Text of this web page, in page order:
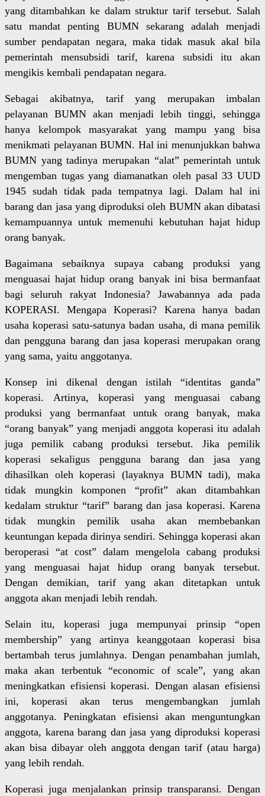
yang ditambahkan ke dalam struktur tarif tersebut. Salah
satu mandat penting BUMN sekarang adalah menjadi
sumber pendapatan negara, maka tidak masuk akal bila
pemerintah mensubsidi tarif, karena subsidi itu akan
mengikis kembali pendapatan negara.
Sebagai akibatnya, tarif yang merupakan imbalan
pelayanan BUMN akan menjadi lebih tinggi, sehingga
hanya kelompok masyarakat yang mampu yang bisa
menikmati pelayanan BUMN. Hal ini menunjukkan bahwa
BUMN yang tadinya merupakan “alat” pemerintah untuk
mengemban tugas yang diamanatkan oleh pasal 33 UUD
1945 sudah tidak pada tempatnya lagi. Dalam hal ini
barang dan jasa yang diproduksi oleh BUMN akan dibatasi
kemampuannya untuk memenuhi kebutuhan hajat hidup
orang banyak.
Bagaimana sebaiknya supaya cabang produksi yang
menguasai hajat hidup orang banyak ini bisa bermanfaat
bagi seluruh rakyat Indonesia? Jawabannya ada pada
KOPERASI. Mengapa Koperasi? Karena hanya badan
usaha koperasi satu-satunya badan usaha, di mana pemilik
dan pengguna barang dan jasa koperasi merupakan orang
yang sama, yaitu anggotanya.
Konsep ini dikenal dengan istilah “identitas ganda”
koperasi. Artinya, koperasi yang menguasai cabang
produksi yang bermanfaat untuk orang banyak, maka
“orang banyak” yang menjadi anggota koperasi itu adalah
juga pemilik cabang produksi tersebut. Jika pemilik
koperasi sekaligus pengguna barang dan jasa yang
dihasilkan oleh koperasi (layaknya BUMN tadi), maka
tidak mungkin komponen “profit” akan ditambahkan
kedalam struktur “tarif” barang dan jasa koperasi. Karena
tidak mungkin pemilik usaha akan membebankan
keuntungan kepada dirinya sendiri. Sehingga koperasi akan
beroperasi “at cost” dalam mengelola cabang produksi
yang menguasai hajat hidup orang banyak tersebut.
Dengan demikian, tarif yang akan ditetapkan untuk
anggota akan menjadi lebih rendah.
Selain itu, koperasi juga mempunyai prinsip “open
membership” yang artinya keanggotaan koperasi bisa
bertambah terus jumlahnya. Dengan penambahan jumlah,
maka akan terbentuk “economic of scale”, yang akan
meningkatkan efisiensi koperasi. Dengan alasan efisiensi
ini, koperasi akan terus mengembangkan jumlah
anggotanya. Peningkatan efisiensi akan menguntungkan
anggota, karena barang dan jasa yang diproduksi koperasi
akan bisa dibayar oleh anggota dengan tarif (atau harga)
yang lebih rendah.
Koperasi juga menjalankan prinsip transparansi. Dengan